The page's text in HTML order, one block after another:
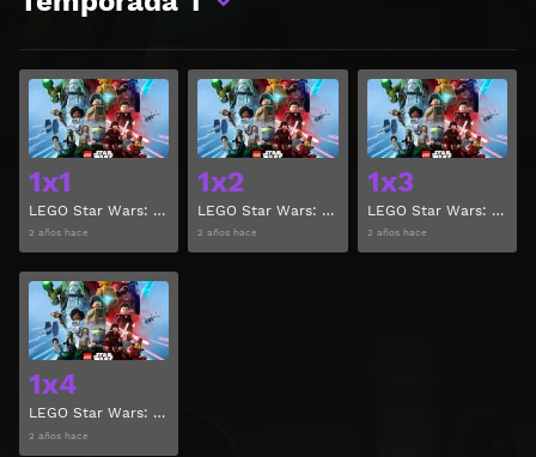
1x1
LEGO Star Wars: Reconstruye la galaxia Temporada 1 Capitulo 1
2 años hace
Ver
1x2
LEGO Star Wars: Reconstruye la galaxia Temporada 1 Capitulo 2
2 años hace
Ver
1x3
LEGO Star Wars: Reconstruye la galaxia Temporada 1 Capitulo 3
2 años hace
1x4
LEGO Star Wars: Reconstruye la galaxia Temporada 1 Capitulo 4
2 años hace